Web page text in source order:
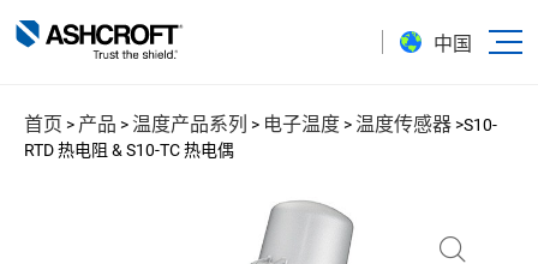
中国
首页 > 产品 > 温度产品系列 > 电子温度 > 温度传感器 >S10-
RTD 热电阻 & S10-TC 热电偶